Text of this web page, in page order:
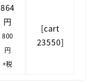
864
円
800
円
+税
[cart
23550]